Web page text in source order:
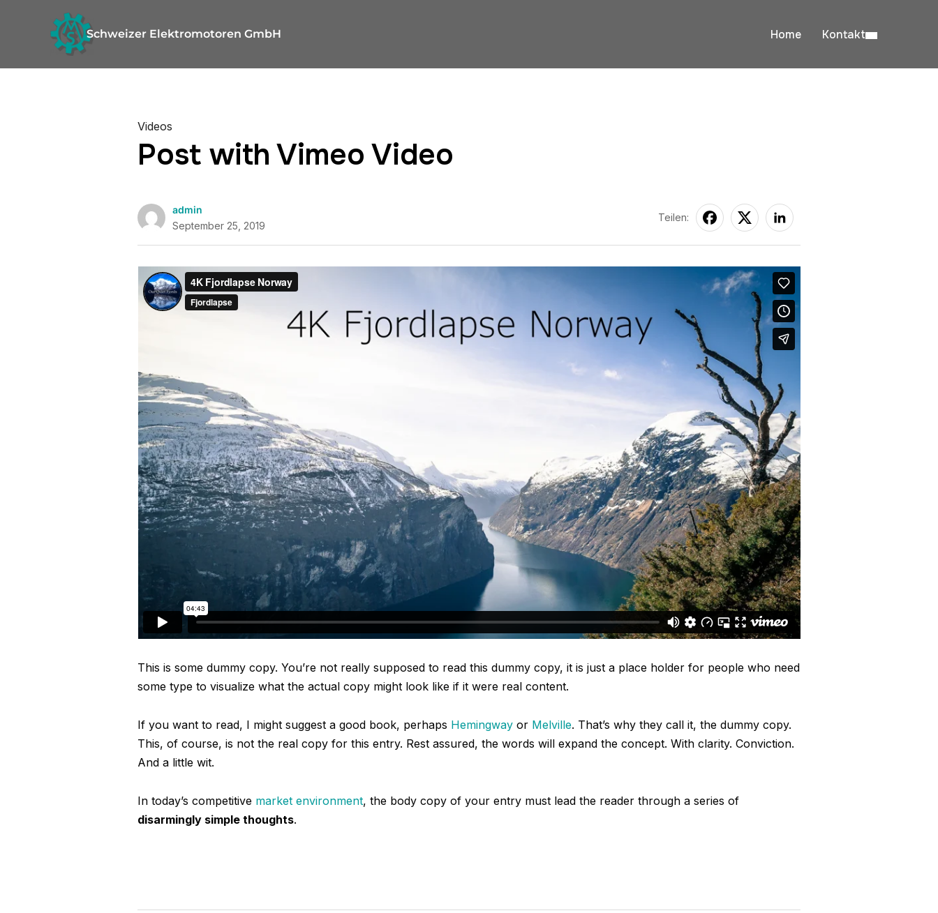
Schweizer Elektromotoren GmbH Home Kontakt
Videos
Post with Vimeo Video
admin
September 25, 2019
Teilen:
This is some dummy copy. You’re not really supposed to read this dummy copy, it is just a place holder for people who need
some type to visualize what the actual copy might look like if it were real content.
If you want to read, I might suggest a good book, perhaps Hemingway or Melville. That’s why they call it, the dummy copy.
This, of course, is not the real copy for this entry. Rest assured, the words will expand the concept. With clarity. Conviction.
And a little wit.
In today’s competitive market environment, the body copy of your entry must lead the reader through a series of
disarmingly simple thoughts.